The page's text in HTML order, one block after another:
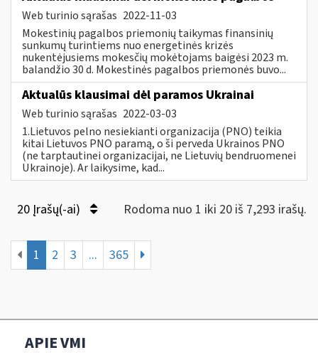
Web turinio sąrašas 2022-11-03
Mokestinių pagalbos priemonių taikymas finansinių
sunkumų turintiems nuo energetinės krizės
nukentėjusiems mokesčių mokėtojams baigėsi 2023 m.
balandžio 30 d. Mokestinės pagalbos priemonės buvo...
Aktualūs klausimai dėl paramos Ukrainai
Web turinio sąrašas 2022-03-03
1.Lietuvos pelno nesiekianti organizacija (PNO) teikia
kitai Lietuvos PNO paramą, o ši perveda Ukrainos PNO
(ne tarptautinei organizacijai, ne Lietuvių bendruomenei
Ukrainoje). Ar laikysime, kad...
20 Įrašų(-ai) Rodoma nuo 1 iki 20 iš 7,293 irašų.
1 2 3 ... 365
APIE VMI